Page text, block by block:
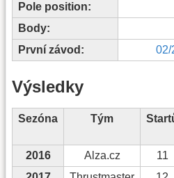
Pole position:
Body:
První závod:
02/
Výsledky
Sezóna Tým
2016 Alza.cz 11